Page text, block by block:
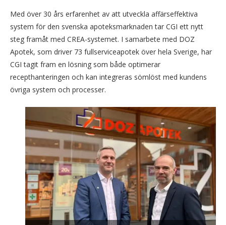
Med över 30 års erfarenhet av att utveckla affärseffektiva
system för den svenska apoteksmarknaden tar CGI ett nytt
steg framåt med CREA-systemet. I samarbete med DOZ
Apotek, som driver 73 fullserviceapotek över hela Sverige, har
CGI tagit fram en lösning som både optimerar
recepthanteringen och kan integreras sömlöst med kundens
övriga system och processer.